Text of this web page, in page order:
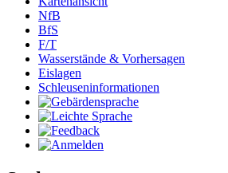
NfB
BfS
F/T
Wasserstände & Vorhersagen
Eislagen
Schleuseninformationen